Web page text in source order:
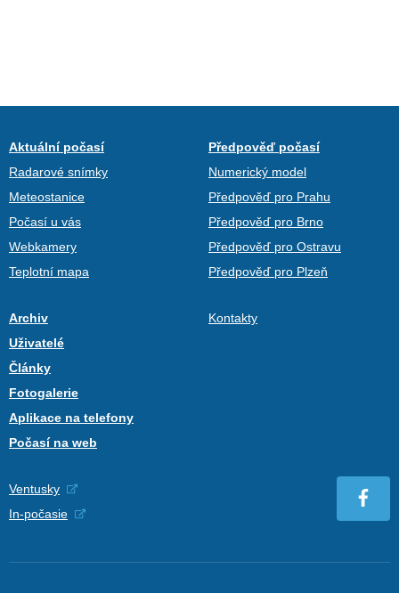
Aktuální počasí
Radarové snímky
Meteostanice
Počasí u vás
Webkamery
Teplotní mapa
Předpověď počasí
Numerický model
Předpověď pro Prahu
Předpověď pro Brno
Předpověď pro Ostravu
Předpověď pro Plzeň
Archiv
Uživatelé
Články
Fotogalerie
Aplikace na telefony
Počasí na web
Kontakty
Ventusky
In-počasie